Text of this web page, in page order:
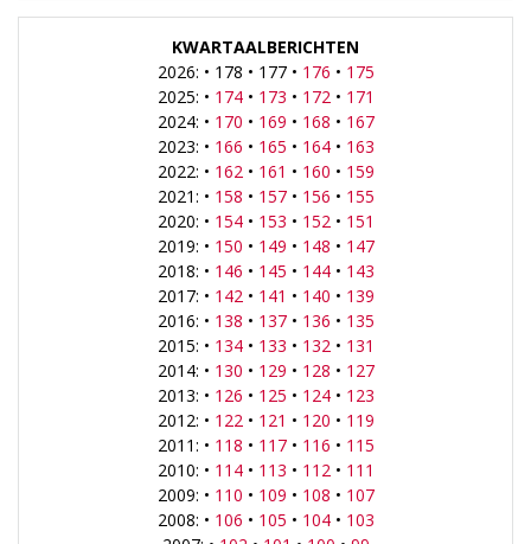
KWARTAALBERICHTEN
2026: • 178 • 177 • 176 • 175
2025: • 174• 173 • 172• 171
2024: • 170 • 169 • 168 • 167
2023: • 166 • 165 • 164• 163
2022: • 162• 161 • 160 • 159
2021: • 158 • 157• 156 • 155
2020: • 154• 153 • 152• 151
2019: • 150 • 149 • 148 • 147
2018: • 146 • 145 • 144• 143
2017: • 142• 141 • 140 • 139
2016: • 138 • 137• 136 • 135
2015: • 134• 133 • 132• 131
2014: • 130 • 129 • 128 • 127
2013: • 126 • 125 • 124• 123
2012: • 122• 121 • 120 • 119
2011: • 118 • 117• 116 • 115
2010: • 114• 113 • 112• 111
2009: • 110 • 109 • 108 • 107
2008: • 106 • 105 • 104• 103